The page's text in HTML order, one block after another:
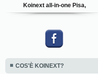
Koinext all-in-one Pisa,
COS'È KOINEXT?